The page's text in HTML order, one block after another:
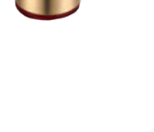
Нажмите для увеличения